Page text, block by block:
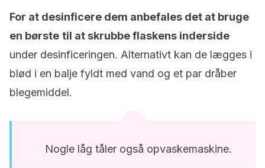
For at desinficere dem anbefales det at bruge
en børste til at skrubbe flaskens inderside
under desinficeringen. Alternativt kan de lægges i
blød i en balje fyldt med vand og et par dråber
blegemiddel.
Nogle låg tåler også opvaskemaskine.